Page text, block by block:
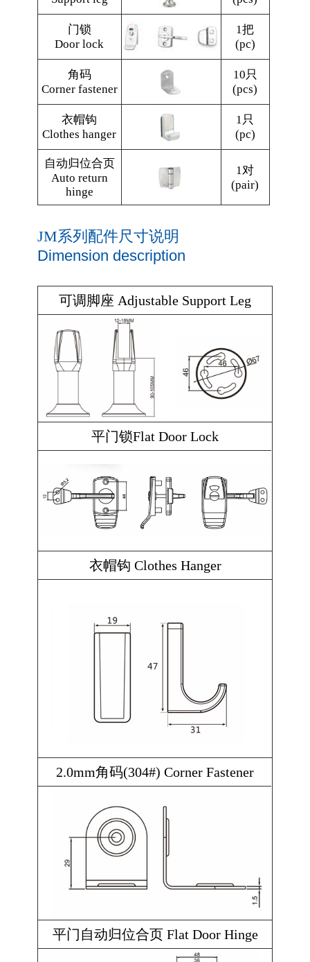
门锁
Door lock
1把
(pc)
角码
Corner fastener
10只
(pcs)
衣帽钩
Clothes hanger
1只
(pc)
自动归位合页
Auto return
hinge
1对
(pair)
JM系列配件尺寸说明
Dimension description
可调脚座 Adjustable Support Leg
平门锁Flat Door Lock
衣帽钩 Clothes Hanger
2.0mm角码(304#) Corner Fastener
平门自动归位合页 Flat Door Hinge